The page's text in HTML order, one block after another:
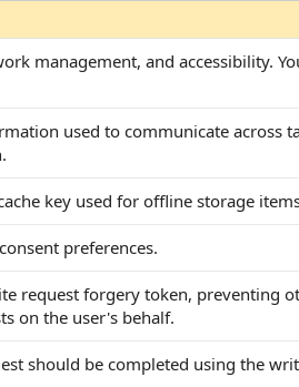
management, and accessibility.
used to communicate across
key used for offline storage
preferences.
request forgery token, preventing
on the user's behalf.
should be completed using the